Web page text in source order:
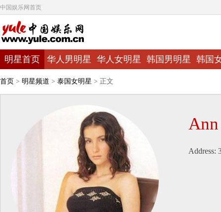
中国娱乐网首页
明星首页 华人男明星 华人女明星 韩国男明星 韩国
首页 > 明星频道 > 泰国女明星 > 正文
Ann
Address: